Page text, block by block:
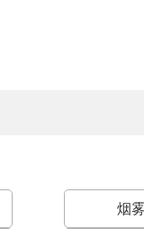
烟